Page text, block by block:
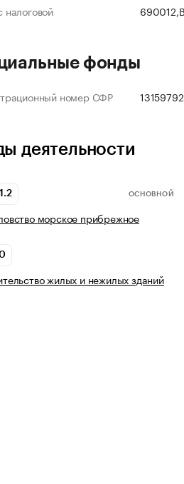
налоговой
фонды
номер СФР
деятельности
ОСНОВНОЙ
морское прибрежное
жилых и нежилых зданий